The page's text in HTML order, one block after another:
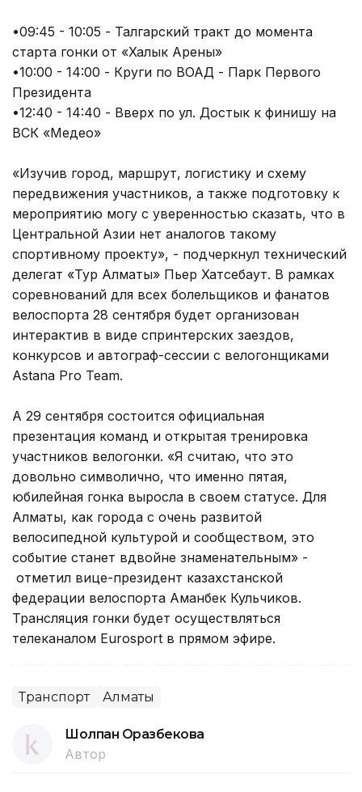
•09:45 - 10:05 - Талгарский тракт до момента
старта гонки от «Халык Арены»
•10:00 - 14:00 - Круги по ВОАД - Парк Первого
Президента
•12:40 - 14:40 - Вверх по ул. Достык к финишу на
ВСК «Медео»
«Изучив город, маршрут, логистику и схему
передвижения участников, а также подготовку к
мероприятию могу с уверенностью сказать, что в
Центральной Азии нет аналогов такому
спортивному проекту», - подчеркнул технический
делегат «Тур Алматы» Пьер Хатсебаут. В рамках
соревнований для всех болельщиков и фанатов
велоспорта 28 сентября будет организован
интерактив в виде спринтерских заездов,
конкурсов и автограф-сессии с велогонщиками
Astana Pro Team.
А 29 сентября состоится официальная
презентация команд и открытая тренировка
участников велогонки. «Я считаю, что это
довольно символично, что именно пятая,
юбилейная гонка выросла в своем статусе. Для
Алматы, как города с очень развитой
велосипедной культурой и сообществом, это
событие станет вдвойне знаменательным» -
отметил вице-президент казахстанской
федерации велоспорта Аманбек Кульчиков.
Трансляция гонки будет осуществляться
телеканалом Eurosport в прямом эфире.
Транспорт Алматы
Шолпан Оразбекова
Автор